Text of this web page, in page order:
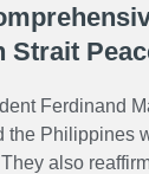
Strait
Ferdinand
the Philippines
also